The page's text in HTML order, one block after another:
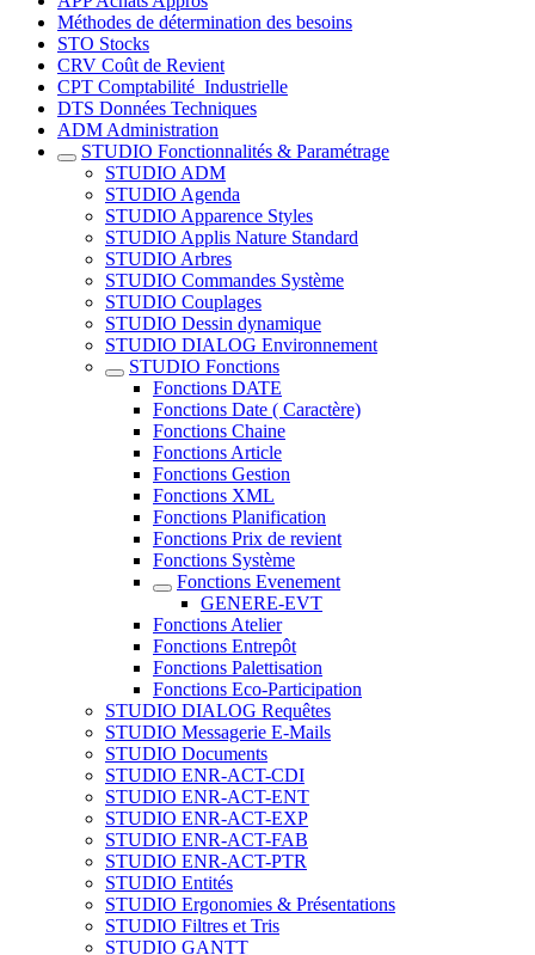
Méthodes de détermination des besoins
STO Stocks
CRV Coût de Revient
CPT Comptabilité_Industrielle
DTS Données Techniques
ADM Administration
STUDIO Fonctionnalités & Paramétrage
STUDIO ADM
STUDIO Agenda
STUDIO Apparence Styles
STUDIO Applis Nature Standard
STUDIO Arbres
STUDIO Commandes Système
STUDIO Couplages
STUDIO Dessin dynamique
STUDIO DIALOG Environnement
STUDIO Fonctions
Fonctions DATE
Fonctions Date ( Caractère)
Fonctions Chaine
Fonctions Article
Fonctions Gestion
Fonctions XML
Fonctions Planification
Fonctions Prix de revient
Fonctions Système
Fonctions Evenement
GENERE-EVT
Fonctions Atelier
Fonctions Entrepôt
Fonctions Palettisation
Fonctions Eco-Participation
STUDIO DIALOG Requêtes
STUDIO Messagerie E-Mails
STUDIO Documents
STUDIO ENR-ACT-CDI
STUDIO ENR-ACT-ENT
STUDIO ENR-ACT-EXP
STUDIO ENR-ACT-FAB
STUDIO ENR-ACT-PTR
STUDIO Entités
STUDIO Ergonomies & Présentations
STUDIO Filtres et Tris
STUDIO GANTT